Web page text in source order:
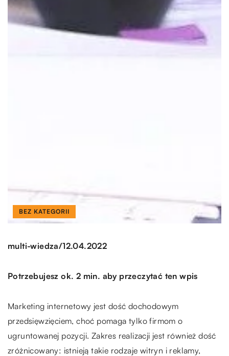
BEZ KATEGORII
multi-wiedza/12.04.2022
Potrzebujesz ok. 2 min. aby przeczytać ten wpis
Marketing internetowy jest dość dochodowym
przedsięwzięciem, choć pomaga tylko firmom o
ugruntowanej pozycji. Zakres realizacji jest również dość
zróżnicowany: istnieją takie rodzaje witryn i reklamy,